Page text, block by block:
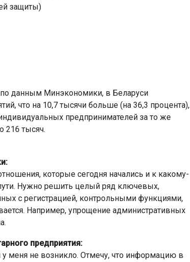
защиты)
по данным Минэкономики, в Беларуси
что на 10,7 тысячи больше (на 36,3 процента),
предпринимателей за то же
216 тысяч.
которые сегодня начались и к какому-
Нужно решить целый ряд ключевых,
с регистрацией, контрольными функциями,
Например, упрощение административных
предприятия:
у меня не возникло. Отмечу, что информацию в